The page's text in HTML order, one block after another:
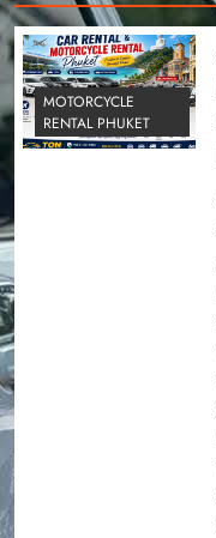
MOTORCYCLE
RENTAL PHUKET